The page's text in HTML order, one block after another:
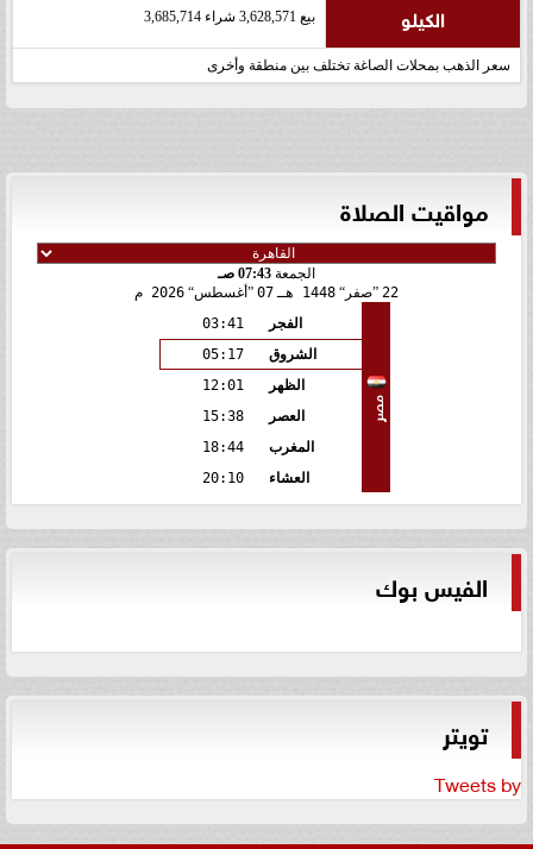
الكيلو بيع 3,628,571 شراء 3,685,714
سعر الذهب بمحلات الصاغة تختلف بين منطقة وأخرى
مواقيت الصلاة
الجمعة 07:43 صـ
22 صفر 1448 هـ 07 أغسطس 2026 م
مصر
الفجر
03:41
الشروق
05:17
الظهر
12:01
العصر
15:38
المغرب
18:44
العشاء
20:10
الفيس بوك
تويتر
Tweets by